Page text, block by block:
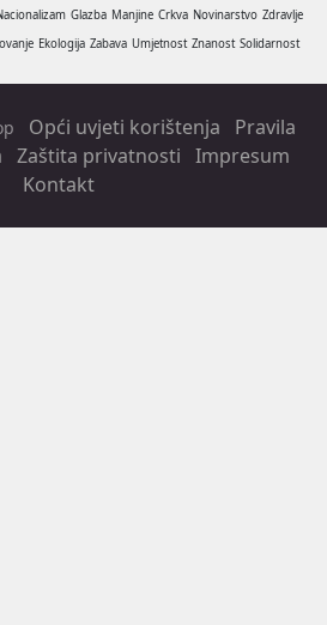
Glazba Manjine Crkva Novinarstvo Zdravlje
Ekologija Zabava Umjetnost Znanost Solidarnost
Opći uvjeti korištenja
Pravila
Zaštita privatnosti Impresum
Kontakt